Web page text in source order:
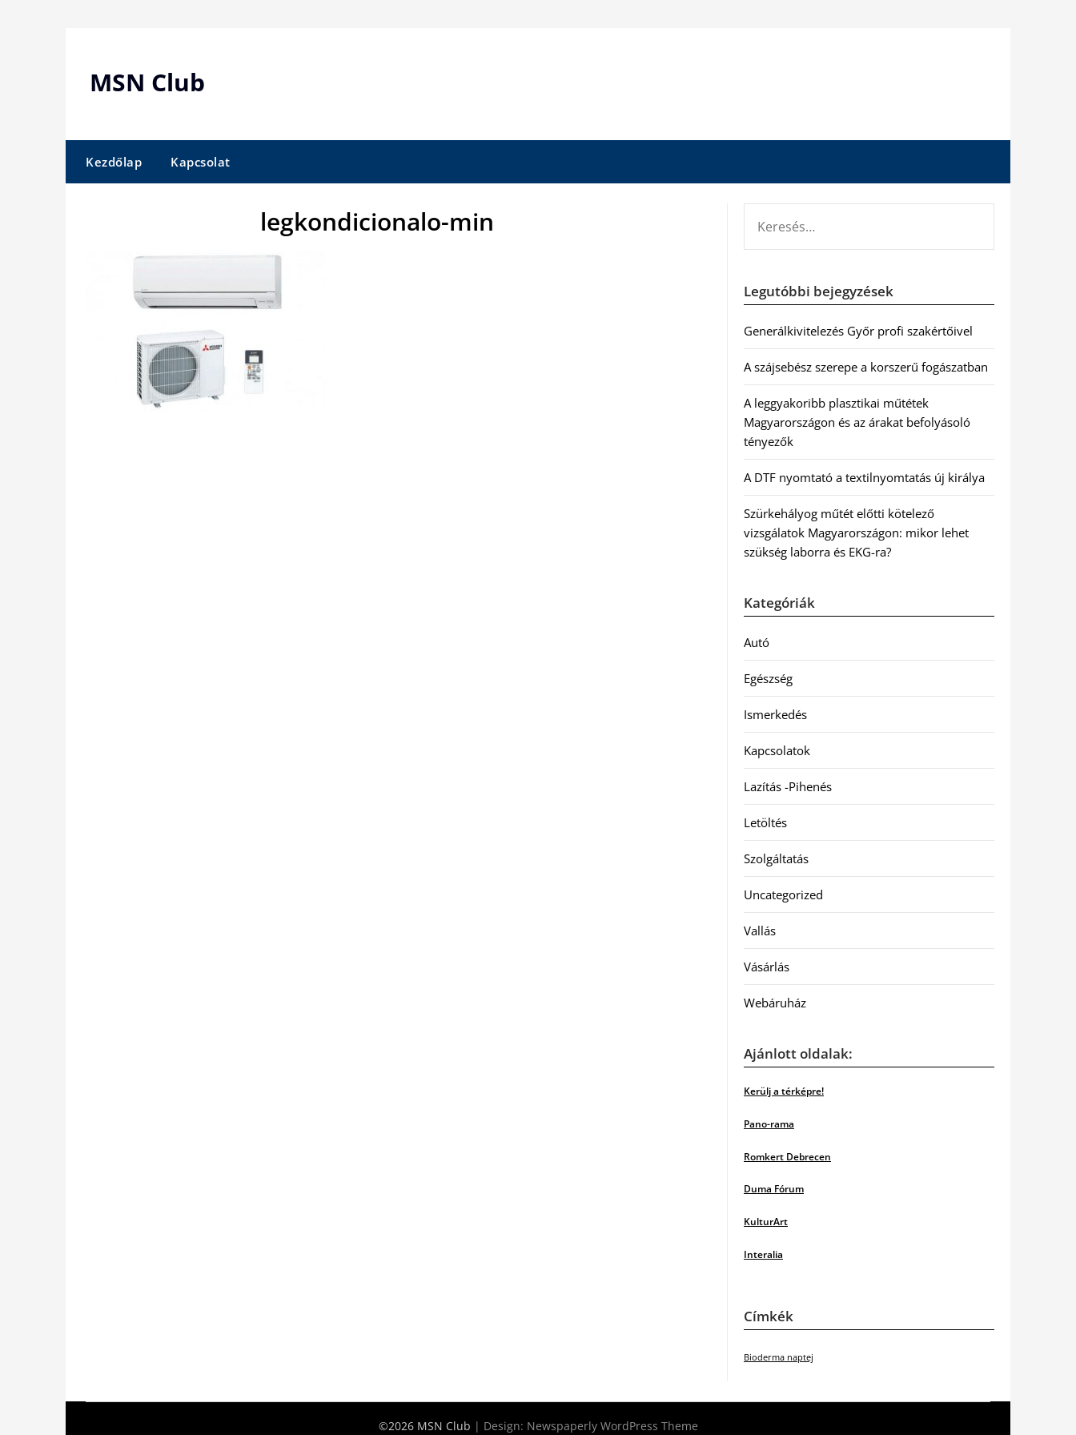
MSN Club
Kezdőlap Kapcsolat
legkondicionalo-min
Legutóbbi bejegyzések
Generálkivitelezés Győr profi szakértőivel
A szájsebész szerepe a korszerű fogászatban
A leggyakoribb plasztikai műtétek
Magyarországon és az árakat befolyásoló
tényezők
A DTF nyomtató a textilnyomtatás új királya
Szürkehályog műtét előtti kötelező
vizsgálatok Magyarországon: mikor lehet
szükség laborra és EKG-ra?
Kategóriák
Autó
Egészség
Ismerkedés
Kapcsolatok
Lazítás -Pihenés
Letöltés
Szolgáltatás
Uncategorized
Vallás
Vásárlás
Webáruház
Ajánlott oldalak:
Kerülj a térképre!
Pano-rama
Romkert Debrecen
Duma Fórum
KulturArt
Interalia
Címkék
Bioderma naptej
©2026 MSN Club | Design: Newspaperly WordPress Theme